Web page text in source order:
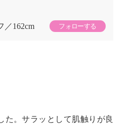
162cm フォローする
た。サラッとして肌触りが良